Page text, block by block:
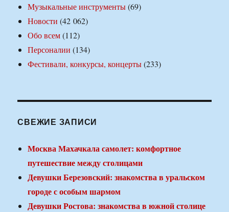
Музыкальные инструменты(69)
Новости (42 062)
Обо всем(112)
Персоналии (134)
Фестивали, конкурсы, концерты(233)
СВЕЖИЕ ЗАПИСИ
Москва Махачкала самолет: комфортное
путешествие между столицами
Девушки Березовский: знакомства в уральском
городе с особым шармом
Девушки Ростова: знакомства в южной столице